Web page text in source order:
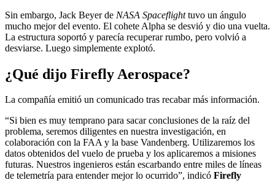
Sin embargo, Jack Beyer de NASA Spaceflighttuvo un ángulo
mucho mejor del evento. El cohete Alpha se desvió y dio una vuelta.
La estructura soportó y parecía recuperar rumbo, pero volvió a
desviarse. Luego simplemente explotó.
¿Qué dijo Firefly Aerospace?
La compañía emitió un comunicado tras recabar más información.
“Si bien es muy temprano para sacar conclusiones de la raíz del
problema, seremos diligentes en nuestra investigación, en
colaboración con la FAA y la base Vandenberg. Utilizaremos los
datos obtenidos del vuelo de prueba y los aplicaremos a misiones
futuras. Nuestros ingenieros están escarbando entre miles de líneas
de telemetría para entender mejor lo ocurrido”, indicó Firefly